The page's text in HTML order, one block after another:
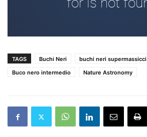
TAGS Buchi Neri
buchi neri supermassicci
Buco nero intermedio
Nature Astronomy